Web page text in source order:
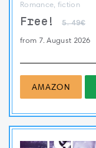
Romance, fiction
Free! 5.49€
from 7. August 2026
AMAZON